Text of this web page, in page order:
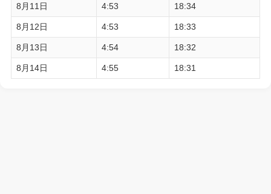
8月11日 4:53 18:34
8月12日 4:53 18:33
8月13日 4:54 18:32
8月14日 4:55 18:31